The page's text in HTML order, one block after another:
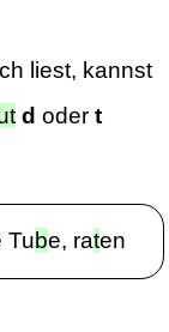
liest, kannst
d odert
Tube, raten